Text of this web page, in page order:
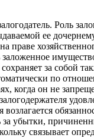
Роль
ее
за собой
по
когда он не
убытки,
связывает